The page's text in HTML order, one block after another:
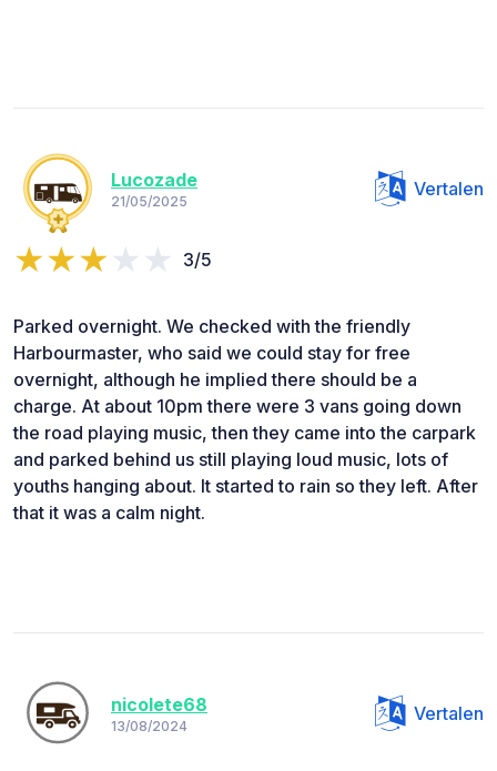
Lucozade
21/05/2025
Vertalen
3/5
Parked overnight. We checked with the friendly
Harbourmaster, who said we could stay for free
overnight, although he implied there should be a
charge. At about 10pm there were 3 vans going down
the road playing music, then they came into the carpark
and parked behind us still playing loud music, lots of
youths hanging about. It started to rain so they left. After
that it was a calm night.
nicolete68
13/08/2024
Vertalen